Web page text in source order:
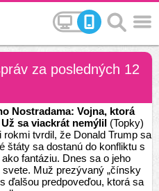
za posledných 12
Nostradama: Vojna, ktorá
sa viackrát nemýlil (Topky)
tvrdil, že Donald Trump sa
štáty sa dostanú do konfliktu s
fantáziu. Dnes sa o jeho
Muž prezývaný „čínsky
ďalšou predpoveďou, ktorá sa